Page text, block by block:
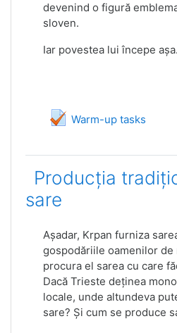
devenind o figură
sloven.
Iar povestea lui începe
Warm-up tasks
Teszt
Producția
sare
Așadar, Krpan furniza
gospodăriile oamenilor
procura el sarea cu care
Dacă Trieste deținea
locale, unde altundeva
sare? Și cum se produce